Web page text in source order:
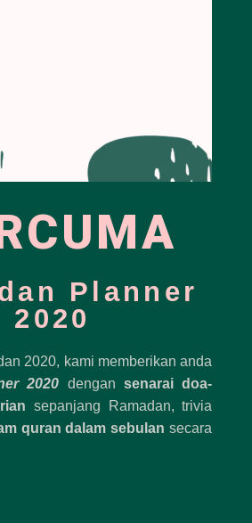
Planner
2020
2020, kami memberikan anda
2020 dengan senarai doa-
sepanjang Ramadan, trivia
quran dalam sebulan secara